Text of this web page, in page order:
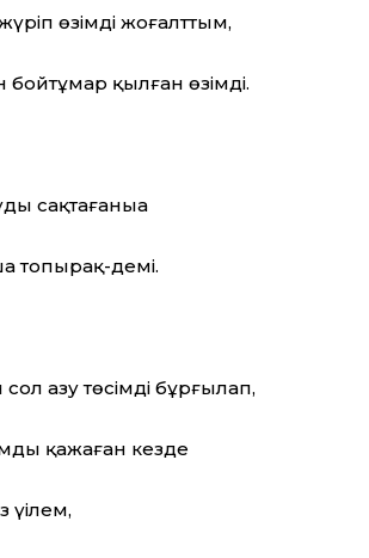
өзімді жоғалттым,
бойтұмар қылған өзімді.
сақтағаныңа
демің.
сол азу төсімді бұрғылап,
қажаған кезде